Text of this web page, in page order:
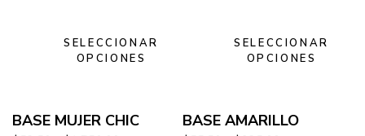
SELECCIONAR
OPCIONES
BASE MUJER CHIC
SELECCIONAR
OPCIONES
BASE AMARILLO